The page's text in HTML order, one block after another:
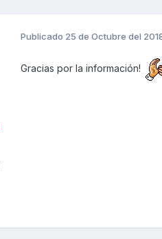
Publicado 25 de Octubre del
Gracias por la información!